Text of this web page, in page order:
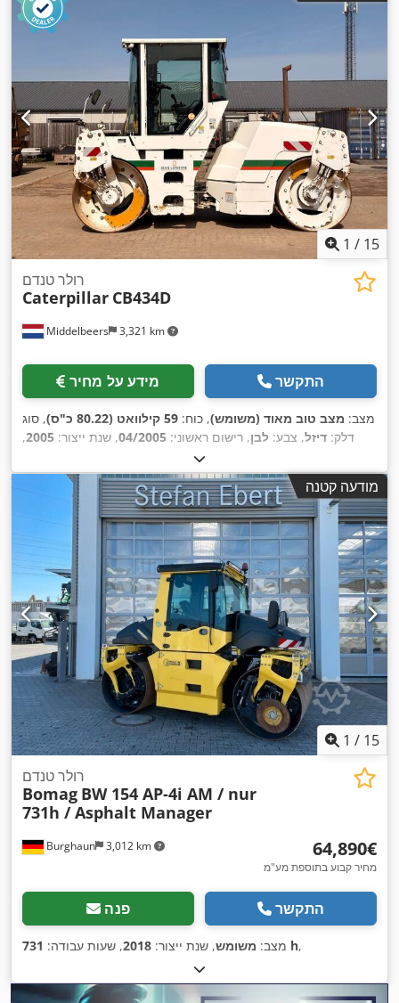
1 / 15
Middelbeers 3,321 km
רולר טנדם
Caterpillar CB434D
מידע על מחיר התקשר
מצב: מצב טוב מאוד (משומש), כוח: 59 קילוואט (80.22 כ"ס)
, סוג
דלק: דיזל, צבע: לבן, רישום ראשוני: 04/2005, שנת ייצור: 2005
,
מודעה קטנה
1 / 15
Burghaun 3,012 km
רולר טנדם
Bomag BW 154 AP-4i AM / nur
731h / Asphalt Manager
‏64,890 ‏€
מחיר קבוע בתוספת מע"מ
פנה התקשר
מצב: משומש, שנת ייצור: 2018, שעות עבודה: 731 h,